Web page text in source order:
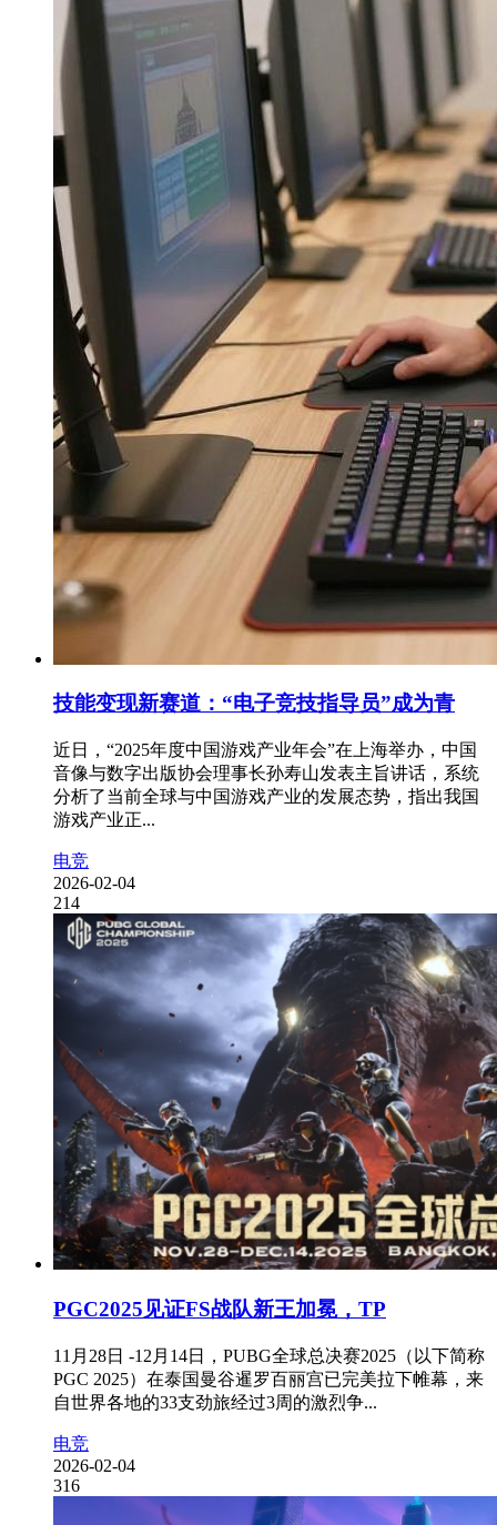
技能变现新赛道：“电子竞技指导员”成为青
近日，“2025年度中国游戏产业年会”在上海举办，中国
音像与数字出版协会理事长孙寿山发表主旨讲话，系统
分析了当前全球与中国游戏产业的发展态势，指出我国
游戏产业正...
电竞
2026-02-04
214
PGC2025见证FS战队新王加冕，TP
11月28日 -12月14日，PUBG全球总决赛2025（以下简称
PGC 2025）在泰国曼谷暹罗百丽宫已完美拉下帷幕，来
自世界各地的33支劲旅经过3周的激烈争...
电竞
2026-02-04
316